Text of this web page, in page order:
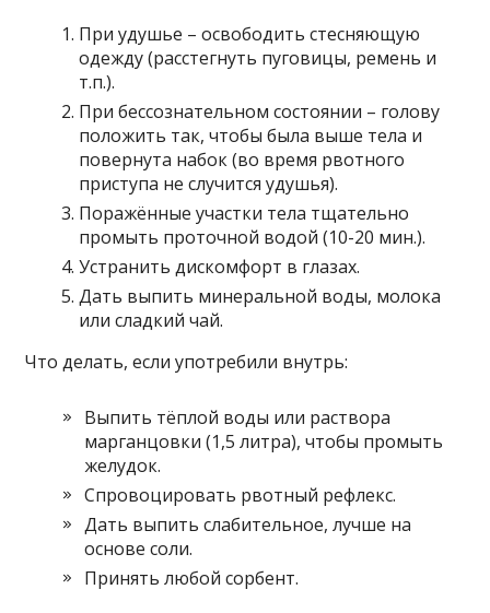
При удушье – освободить стесняющую
одежду (расстегнуть пуговицы, ремень и
т.п.).
При бессознательном состоянии – голову
положить так, чтобы была выше тела и
повернута набок (во время рвотного
приступа не случится удушья).
Поражённые участки тела тщательно
промыть проточной водой (10-20 мин.).
Устранить дискомфорт в глазах.
Дать выпить минеральной воды, молока
или сладкий чай.
Что делать, если употребили внутрь:
Выпить тёплой воды или раствора
марганцовки (1,5 литра), чтобы промыть
желудок.
Спровоцировать рвотный рефлекс.
Дать выпить слабительное, лучше на
основе соли.
Принять любой сорбент.